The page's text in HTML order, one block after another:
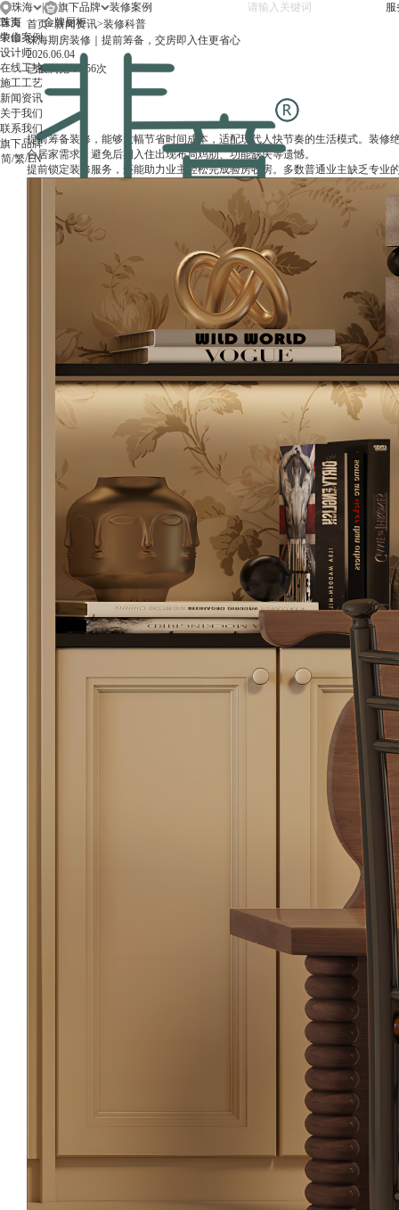
珠海
珠海
中山
旗下品牌
金牌厨柜
服
首页
装修案例
设计师
在线工地
施工工艺
新闻资讯
关于我们
联系我们
旗下品牌
简/繁/EN
首页>新闻资讯>装修科普
珠海期房装修｜提前筹备，交房即入住更省心
2026.06.04
已被浏览：156次
提前筹备装修，能够大幅节省时间成本，适配现代人快节奏的生活模式。装
合居家需求，避免后期入住出现布局鸡肋、功能缺失等遗憾。
提前锁定装修服务，还能助力业主轻松完成验房收房。多数普通业主缺乏专